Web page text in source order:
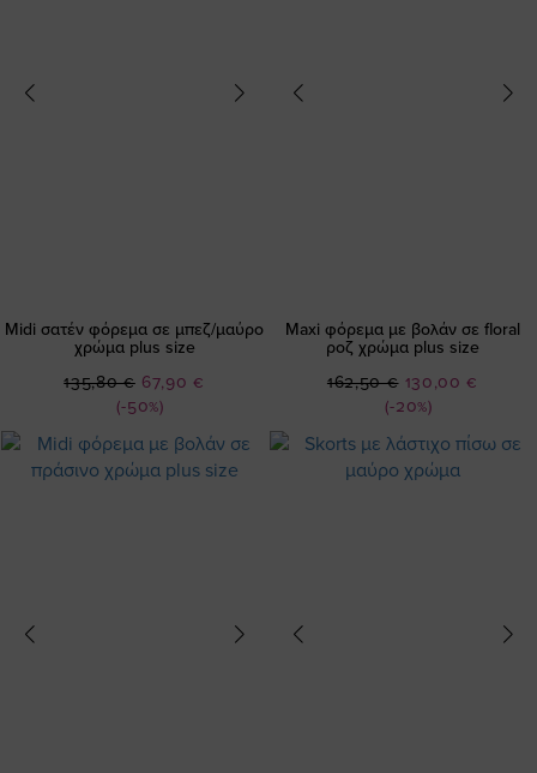
Midi σατέν φόρεμα σε μπεζ/μαύρο
χρώμα plus size
(-50%)
Ειδική
Τιμή
67,90 €
135,80 €
Maxi φόρεμα με βολάν σε floral
ροζ χρώμα plus size
(-20%)
Ειδική
Τιμή
130,00 €
162,50 €